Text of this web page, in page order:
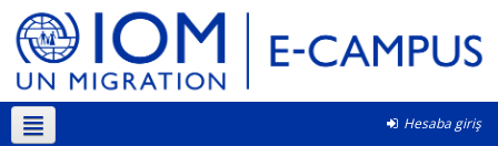
Hesaba giriş